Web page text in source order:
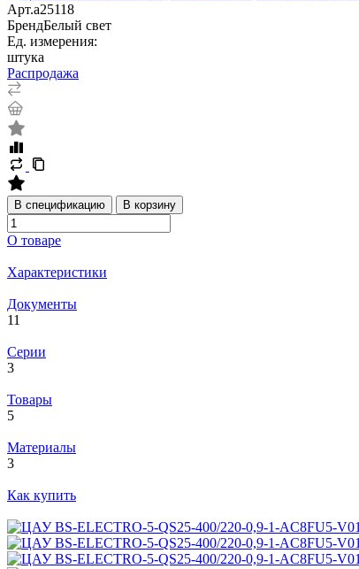
Арт.a25118
БрендБелый свет
Ед. измерения:
штука
Распродажа
В спецификацию В корзину
О товаре
Характеристики
Документы
11
Серии
3
Товары
5
Материалы
3
Как купить